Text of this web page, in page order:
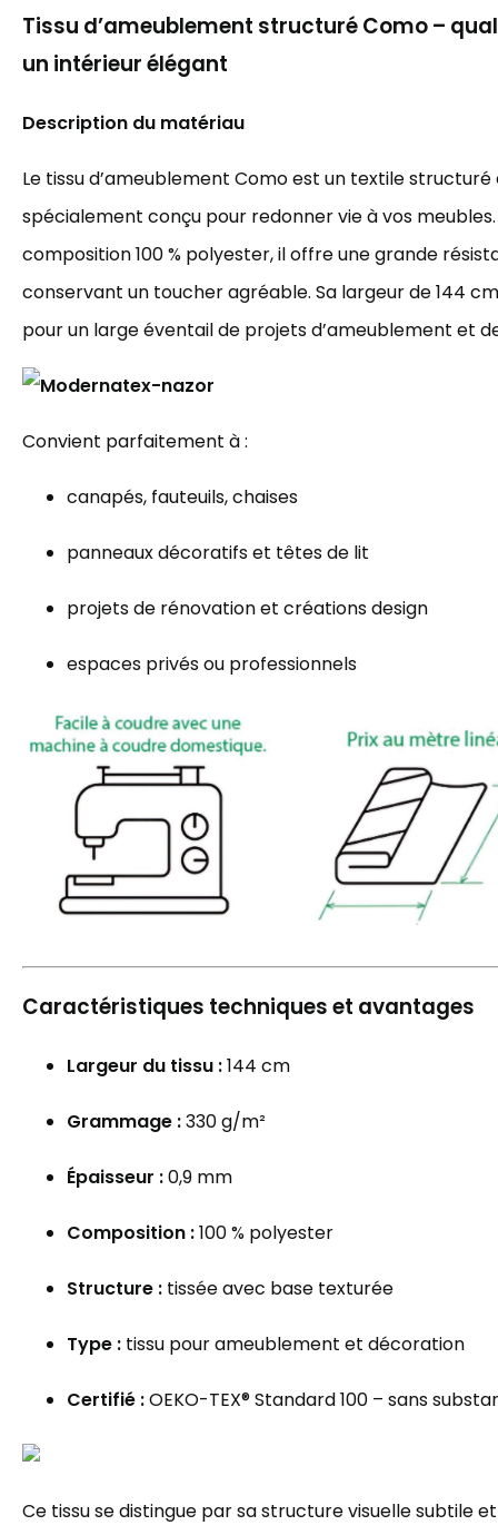
Tissu d’ameublement structuré Como –
un intérieur élégant
Description du matériau
Le tissu d’ameublement Como est un textile
spécialement conçu pour redonner vie à vos
composition 100 % polyester, il offre une grande
conservant un toucher agréable. Sa largeur de 144
pour un large éventail de projets d’ameublement et
Convient parfaitement à :
canapés, fauteuils, chaises
panneaux décoratifs et têtes de lit
projets de rénovation et créations design
espaces privés ou professionnels
Caractéristiques techniques et avantages
Largeur du tissu :144 cm
Grammage :330 g/m²
Épaisseur :0,9 mm
Composition :100 % polyester
Structure : tissée avec base texturée
Type : tissu pour ameublement et décoration
Certifié :OEKO-TEX® Standard 100 – sans
Ce tissu se distingue par sa structure visuelle subtile